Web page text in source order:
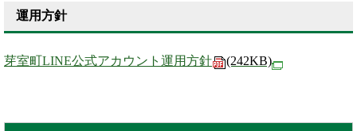
運用方針
芽室町LINE公式アカウント運用方針 (242KB)